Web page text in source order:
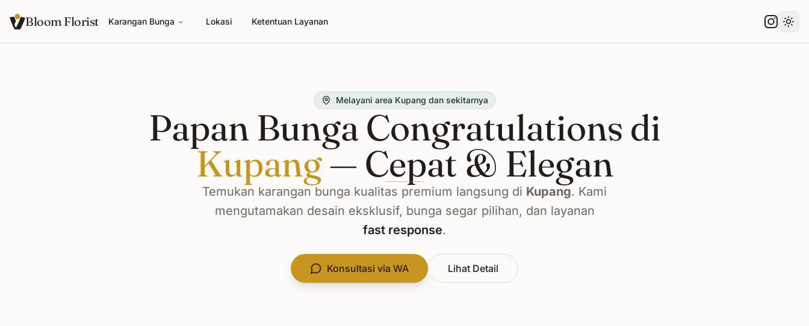
Bloom Florist Karangan Bunga Lokasi Ketentuan Layanan
Melayani area Kupang dan sekitarnya
Papan Bunga Congratulations di
Kupang— Cepat & Elegan
Temukan karangan bunga kualitas premium langsung di Kupang. Kami
mengutamakan desain eksklusif, bunga segar pilihan, dan layanan
fast response.
Konsultasi via WA Lihat Detail